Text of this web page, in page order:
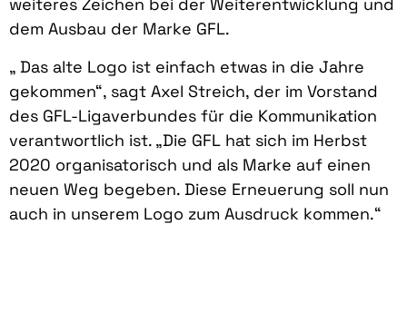
weiteres Zeichen bei der Weiterentwicklung und
dem Ausbau der Marke GFL.
„ Das alte Logo ist einfach etwas in die Jahre
gekommen“, sagt Axel Streich, der im Vorstand
des GFL-Ligaverbundes für die Kommunikation
verantwortlich ist. „Die GFL hat sich im Herbst
2020 organisatorisch und als Marke auf einen
neuen Weg begeben. Diese Erneuerung soll nun
auch in unserem Logo zum Ausdruck kommen.“